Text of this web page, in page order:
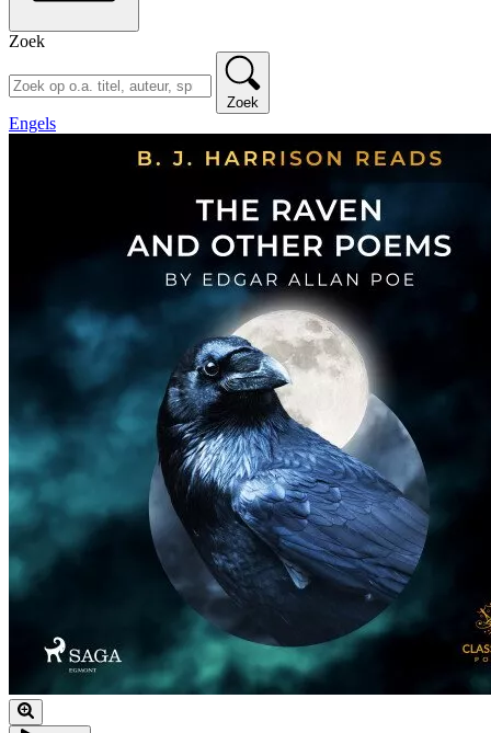
Zoek
Zoek
Engels